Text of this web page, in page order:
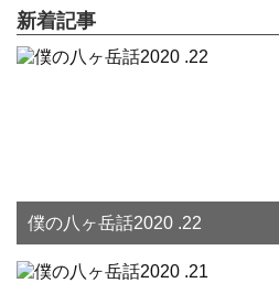
新着記事
僕の八ヶ岳話2020 .22